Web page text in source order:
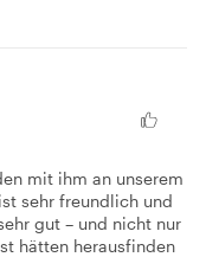
mit ihm an unserem
sehr freundlich und
gut – und nicht nur
hätten herausfinden